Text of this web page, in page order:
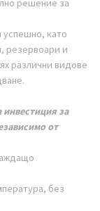
решение за
успешно, като
резервоари и
различни видове
за
от
без